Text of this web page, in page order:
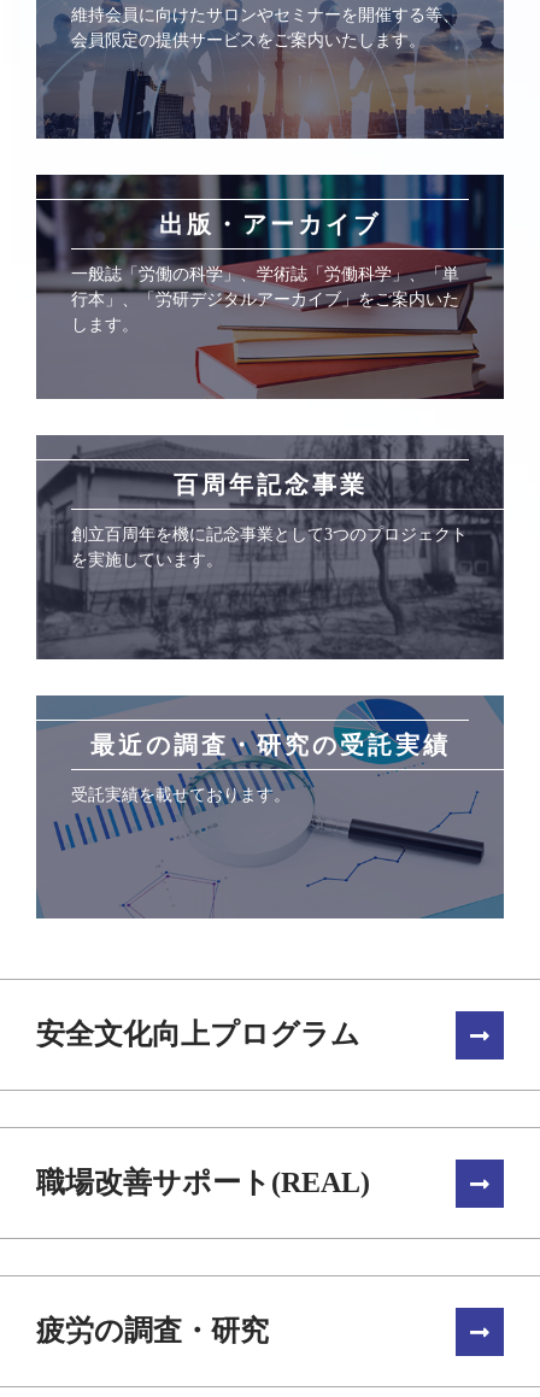
維持会員に向けたサロンやセミナーを開催する等、
会員限定の提供サービスをご案内いたします。
出版・アーカイブ
一般誌「労働の科学」、学術誌「労働科学」、「単
行本」、「労研デジタルアーカイブ」をご案内いた
します。
百周年記念事業
創立百周年を機に記念事業として3つのプロジェクト
を実施しています。
最近の調査・研究の受託実績
受託実績を載せております。
安全文化向上プログラム
職場改善サポート(REAL)
疲労の調査・研究